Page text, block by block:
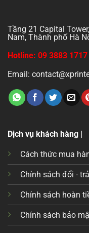
Tầng 21 Capital
Nam, Thành phố Hà
Hotline: 09 3883 1717
Email:
Dịch vụ khách hàng |
Cách thức mua
Chính sách đổi - trả
Chính sách hoàn
Chính sách bảo